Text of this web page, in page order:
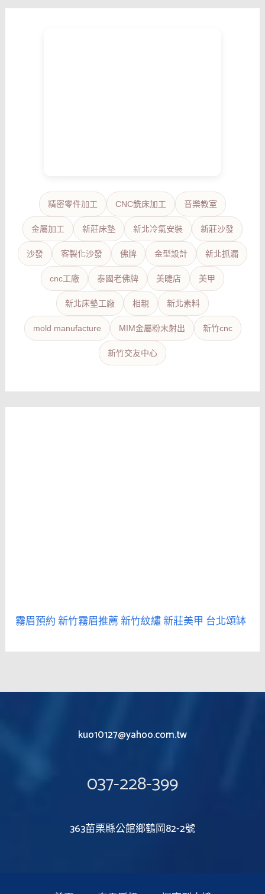
精密零件加工 CNC銑床加工 音樂教室
金屬加工 新莊床墊 新北冷氣安裝 新莊沙發
沙發 客製化沙發 佛牌 金型設計 新北抓漏
cnc工廠 泰國老佛牌 美睫店 美甲
新北床墊工廠 相親 新北素料
mold manufacture MIM金屬粉末射出 新竹cnc
新竹交友中心
霧眉預約新竹霧眉推薦新竹紋繡新莊美甲 台北頌缽
kuo10127@yahoo.com.tw
037-228-399
363苗栗縣公館鄉鶴岡82-2號